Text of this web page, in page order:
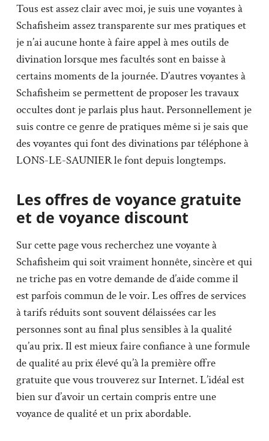
Tous est assez clair avec moi, je suis une voyantes à
Schafisheim assez transparente sur mes pratiques et
je n’ai aucune honte à faire appel à mes outils de
divination lorsque mes facultés sont en baisse à
certains moments de la journée. D’autres voyantes à
Schafisheim se permettent de proposer les travaux
occultes dont je parlais plus haut. Personnellement je
suis contre ce genre de pratiques même si je sais que
des voyantes qui font des divinations par téléphone à
LONS-LE-SAUNIER le font depuis longtemps.
Les offres de voyance gratuite
et de voyance discount
Sur cette page vous recherchez une voyante à
Schafisheim qui soit vraiment honnête, sincère et qui
ne triche pas en votre demande de d’aide comme il
est parfois commun de le voir. Les offres de services
à tarifs réduits sont souvent délaissées car les
personnes sont au final plus sensibles à la qualité
qu’au prix. Il est mieux faire confiance à une formule
de qualité au prix élevé qu’à la première offre
gratuite que vous trouverez sur Internet. L’idéal est
bien sur d’avoir un certain compris entre une
voyance de qualité et un prix abordable.